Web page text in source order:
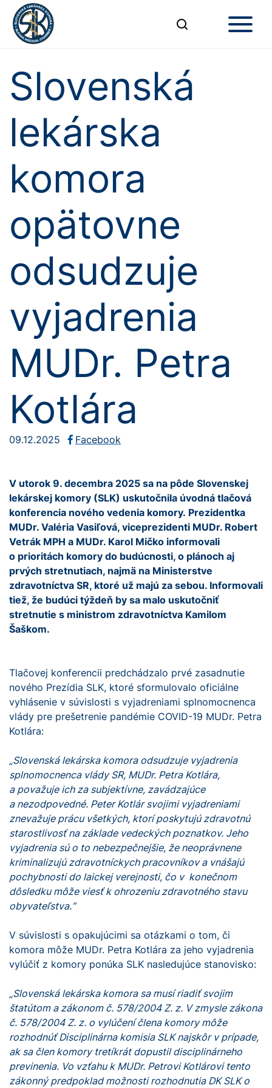
Slovenská
lekárska
komora
opätovne
odsudzuje
vyjadrenia
MUDr. Petra
Kotlára
09.12.2025 Facebook
V utorok 9. decembra 2025 sa na pôde Slovenskej
lekárskej komory (SLK) uskutočnila úvodná tlačová
konferencia nového vedenia komory. Prezidentka
MUDr. Valéria Vasiľová, viceprezidenti MUDr. Robert
Vetrák MPH a MUDr. Karol Mičko informovali
o prioritách komory do budúcnosti, o plánoch aj
prvých stretnutiach, najmä na Ministerstve
zdravotníctva SR, ktoré už majú za sebou. Informovali
tiež, že budúci týždeň by sa malo uskutočniť
stretnutie s ministrom zdravotníctva Kamilom
Šaškom.
Tlačovej konferencii predchádzalo prvé zasadnutie
nového Prezídia SLK, ktoré sformulovalo oficiálne
vyhlásenie v súvislosti s vyjadreniami splnomocnenca
vlády pre prešetrenie pandémie COVID-19 MUDr. Petra
Kotlára:
„Slovenská lekárska komora odsudzuje vyjadrenia
splnomocnenca vlády SR, MUDr. Petra Kotlára,
a považuje ich za subjektívne, zavádzajúce
a nezodpovedné. Peter Kotlár svojimi vyjadreniami
znevažuje prácu všetkých, ktorí poskytujú zdravotnú
starostlivosť na základe vedeckých poznatkov. Jeho
vyjadrenia sú o to nebezpečnejšie, že neoprávnene
kriminalizujú zdravotníckych pracovníkov a vnášajú
pochybnosti do laickej verejnosti, čo v konečnom
dôsledku môže viesť k ohrozeniu zdravotného stavu
obyvateľstva.“
V súvislosti s opakujúcimi sa otázkami o tom, či
komora môže MUDr. Petra Kotlára za jeho vyjadrenia
vylúčiť z komory ponúka SLK nasledujúce stanovisko:
„Slovenská lekárska komora sa musí riadiť svojim
štatútom a zákonom č. 578/2004 Z. z. V zmysle zákona
č. 578/2004 Z. z. o vylúčení člena komory môže
rozhodnúť Disciplinárna komisia SLK najskôr v prípade,
ak sa člen komory tretíkrát dopustil disciplinárneho
previnenia. Vo vzťahu k MUDr. Petrovi Kotlárovi tento
zákonný predpoklad možnosti rozhodnutia DK SLK o